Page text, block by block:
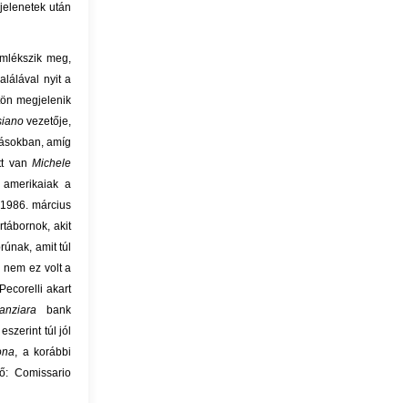
után
meg,
nyit a
megjelenik
vezetője,
amíg
vanMichele
a
március
akit
amit túl
nem ez volt a
akart
bank
túl jól
, a korábbi
Comissario